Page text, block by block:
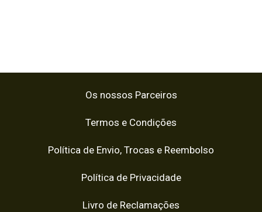
Os nossos Parceiros
Termos e Condições
Política de Envio, Trocas e Reembolso
Política de Privacidade
Livro de Reclamações